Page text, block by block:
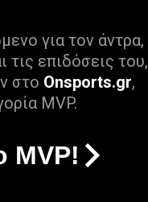
για τον άντρα,
τις επιδόσεις του,
στο Onsports.gr,
MVP.
MVP!